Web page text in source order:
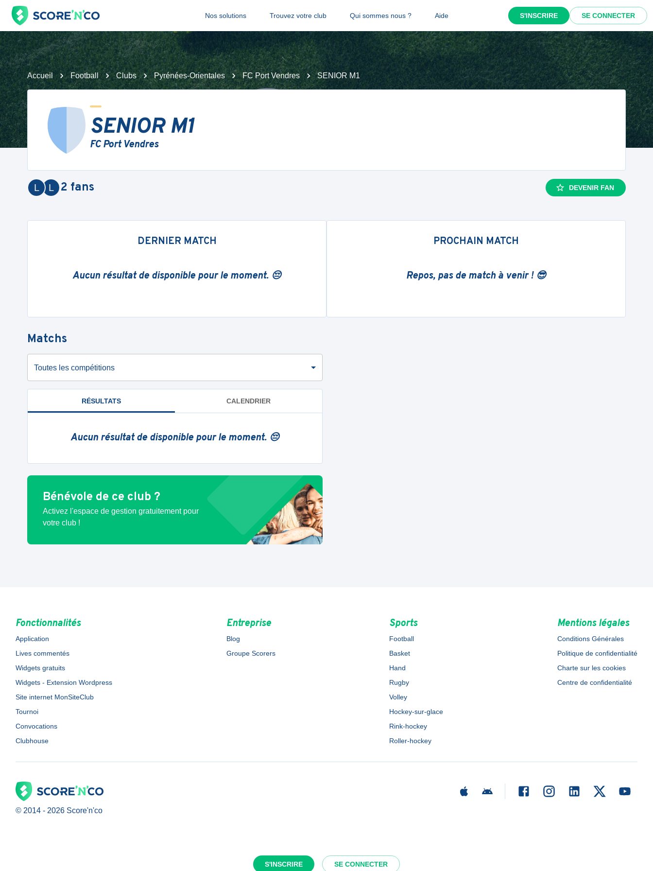
Nos solutions Trouvez votre club Qui sommes nous ? Aide S'INSCRIRE SE CONNECTER
S'INSCRIRE SE CONNECTER
Accueil Football Clubs Pyrénées-Orientales FC Port Vendres SENIOR M1
SENIOR M1
FC Port Vendres
L
L 2 fans DEVENIR FAN
DERNIER MATCH
Aucun résultat de disponible pour le moment. 😔
PROCHAIN MATCH
Repos, pas de match à venir ! 😎
Matchs
Toutes les compétitions
RÉSULTATS CALENDRIER
Aucun résultat de disponible pour le moment. 😔
Bénévole de ce club ?
Activez l'espace de gestion gratuitement pour
votre club !
Fonctionnalités
Application
Lives commentés
Widgets gratuits
Widgets - Extension Wordpress
Site internet MonSiteClub
Tournoi
Convocations
Clubhouse
Entreprise
Blog
Groupe Scorers
Sports
Football
Basket
Hand
Rugby
Volley
Hockey-sur-glace
Rink-hockey
Roller-hockey
Mentions légales
Conditions Générales
Politique de confidentialité
Charte sur les cookies
Centre de confidentialité
© 2014 - 2026 Score'n'co